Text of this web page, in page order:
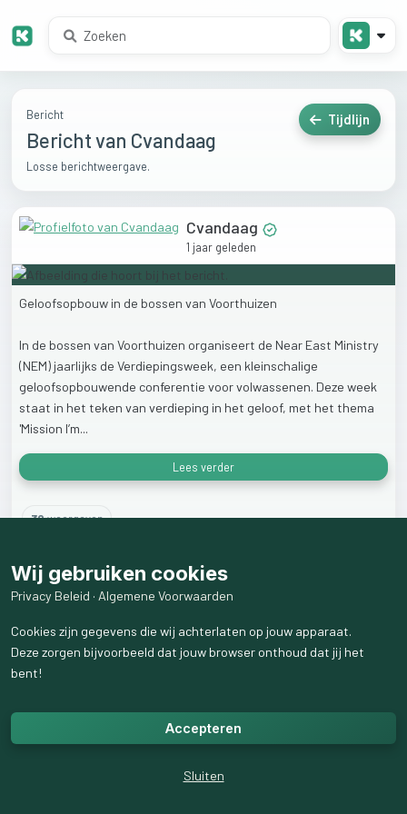
Bericht
Bericht van Cvandaag
Losse berichtweergave.
Tijdlijn
Cvandaag
1 jaar geleden
Geloofsopbouw in de bossen van Voorthuizen
In de bossen van Voorthuizen organiseert de Near East Ministry
(NEM) jaarlijks de Verdiepingsweek, een kleinschalige
geloofsopbouwende conferentie voorvolwassenen. Deze week
staat in het teken van verdieping in het geloof, met het thema
'Mission I’m...
Lees verder
30weergaven
Wij gebruiken cookies
Privacy Beleid · Algemene Voorwaarden
Cookies zijn gegevens die wij achterlaten op jouw apparaat.
Deze zorgen bijvoorbeeld dat jouw browser onthoud dat jij het
bent!
Accepteren
Sluiten